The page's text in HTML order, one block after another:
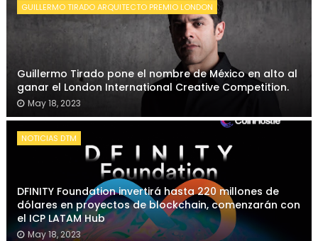
GUILLERMO TIRADO ARQUITECTO PREMIO LONDON
Guillermo Tirado pone el nombre de México en alto al
ganar el London International Creative Competition.
May 18, 2023
NOTICIAS DTM
DFINITY Foundation invertirá hasta 220 millones de
dólares en proyectos de blockchain, comenzarán con
el ICP LATAM Hub
May 18, 2023